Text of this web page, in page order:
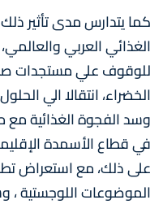
كما يتدارس مدى تأثير
الغذائي العربي
للوقوف علي مستجدات
الخضراء، انتقالا الي
وسد الفجوة الغذائية
في قطاع الأسمدة
على ذلك، مع استعراض
الموضوعات اللوجستية ،